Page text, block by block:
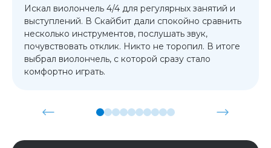
Искал виолончель 4/4 для регулярных занятий и
выступлений. В Скайбит дали спокойно сравнить
несколько инструментов, послушать звук,
почувствовать отклик. Никто не торопил. В итоге
выбрал виолончель, с которой сразу стало
комфортно играть.